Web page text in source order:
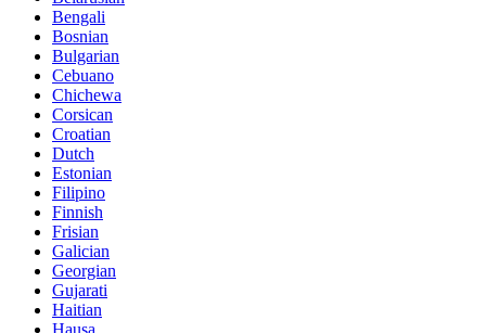
Bengali
Bosnian
Bulgarian
Cebuano
Chichewa
Corsican
Croatian
Dutch
Estonian
Filipino
Finnish
Frisian
Galician
Georgian
Gujarati
Haitian